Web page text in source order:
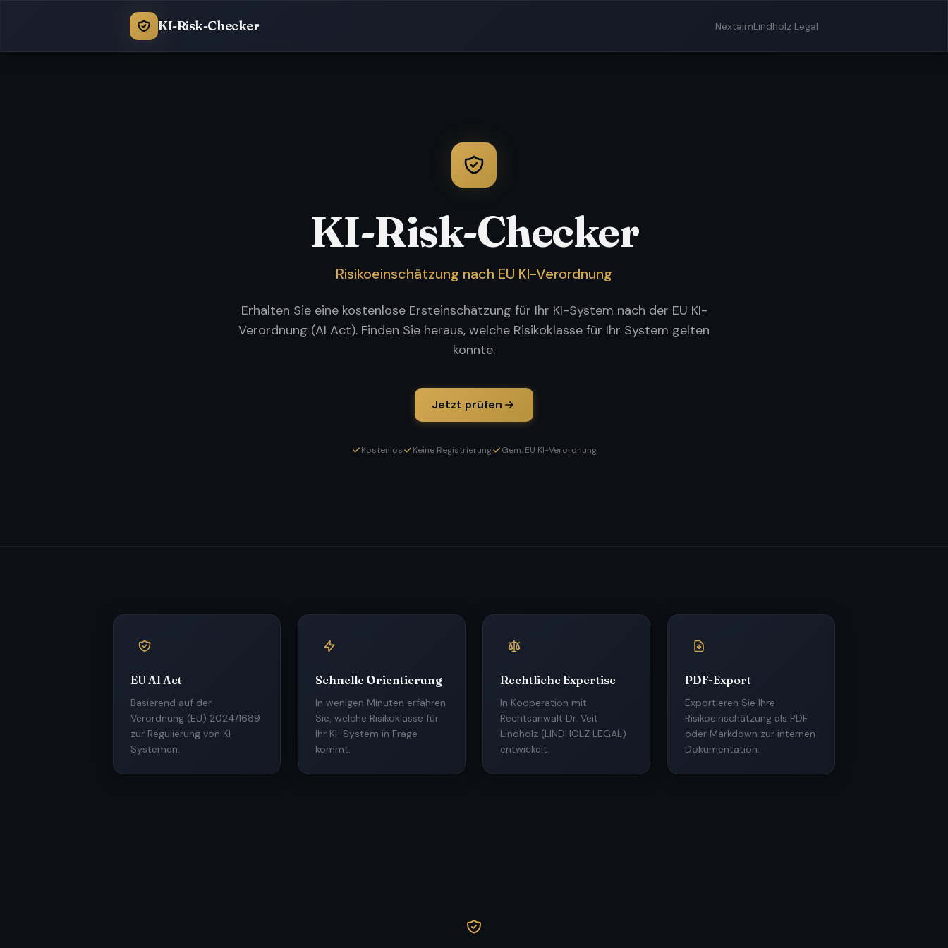
KI-Risk-Checker NextaimLindholz Legal
KI-Risk-Checker
Risikoeinschätzung nach EU KI-Verordnung
Erhalten Sie eine kostenlose Ersteinschätzung für Ihr KI-System nach der EU KI-
Verordnung (AI Act). Finden Sie heraus, welche Risikoklasse für Ihr System gelten
könnte.
Jetzt prüfen
Kostenlos Keine Registrierung Gem. EU KI-Verordnung
EU AI Act
Basierend auf der
Verordnung (EU) 2024/1689
zur Regulierung von KI-
Systemen.
Schnelle Orientierung
In wenigen Minuten erfahren
Sie, welche Risikoklasse für
Ihr KI-System in Frage
kommt.
Rechtliche Expertise
In Kooperation mit
Rechtsanwalt Dr. Veit
Lindholz (LINDHOLZ LEGAL)
entwickelt.
PDF-Export
Exportieren Sie Ihre
Risikoeinschätzung als PDF
oder Markdown zur internen
Dokumentation.